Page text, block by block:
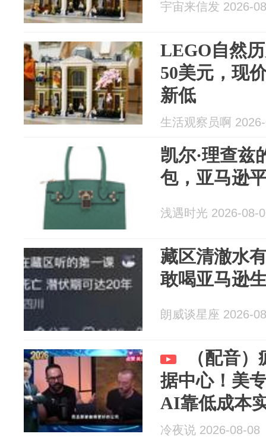
宇宙来信发 2026-
LEGO自然
50美元，现
新低
生活观察员啊
凯尔·理查兹
包，亚马逊
浅遇时光 2026-08-
藏区清澈水
敢喝亚马逊
朗威谈星座 2026-
（配音
据中心！美
AI靠低成本
冷夜说 2026-08-08